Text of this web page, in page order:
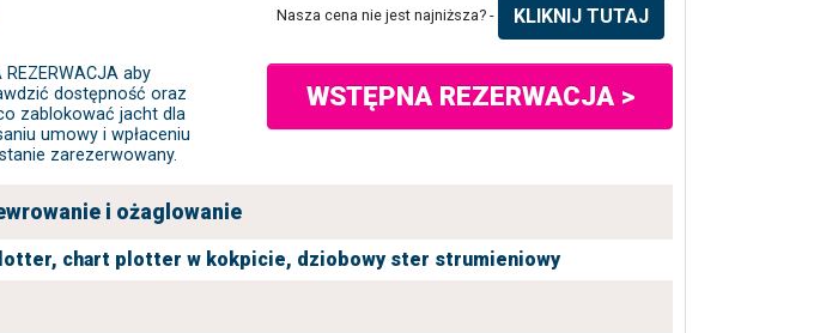
Nasza cena nie jest najniższa? - KLIKNIJ TUTAJ
REZERWACJA aby
dostępność oraz
zablokować jacht dla
umowy i wpłaceniu
zarezerwowany.
WSTĘPNA REZERWACJA >
i ożaglowanie
chart plotter w kokpicie, dziobowy ster strumieniowy